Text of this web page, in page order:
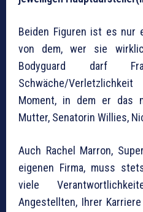
Beiden Figuren ist es nur
von dem, wer sie
Bodyguard darf
Schwäche/
Moment, in dem er das
Mutter, Senatorin Willies,
Auch Rachel Marron,
eigenen Firma, muss
viele
Angestellten, Ihrer